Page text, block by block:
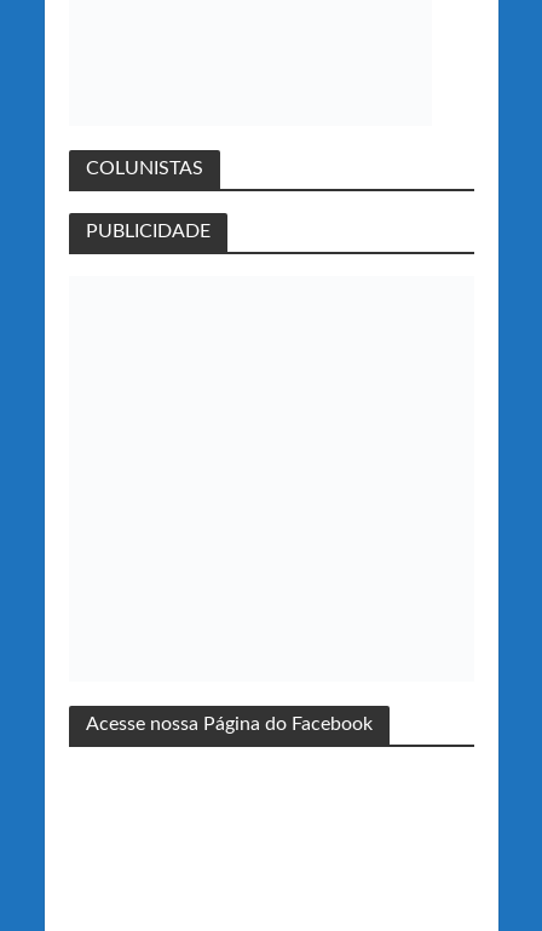
COLUNISTAS
PUBLICIDADE
Acesse nossa Página do Facebook